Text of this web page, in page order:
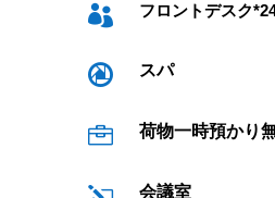
 フロントデスク
 スパ
 荷物一時預かり
会議室